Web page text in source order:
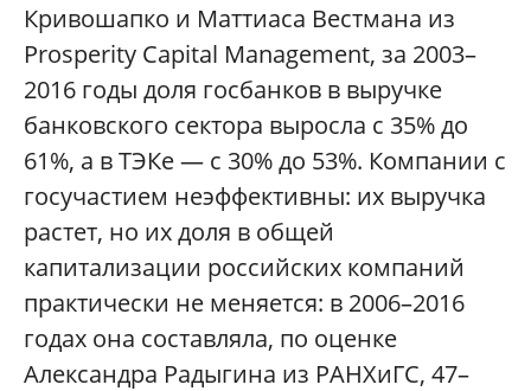
Кривошапко и Маттиаса Вестмана из
Prosperity Capital Management, за 2003–
2016 годы доля госбанков в выручке
банковского сектора выросла с 35% до
61%, а в ТЭКе — с 30% до 53%. Компании с
госучастием неэффективны: их выручка
растет, но их доля в общей
капитализации российских компаний
практически не меняется: в 2006–2016
годах она составляла, по оценке
Александра Радыгина из РАНХиГС, 47–